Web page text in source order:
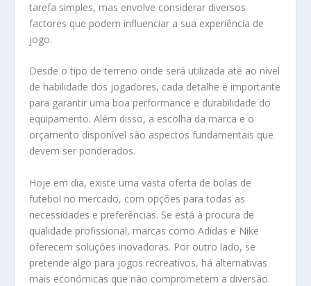
tarefa simples, mas envolve considerar diversos
factores que podem influenciar a sua experiência de
jogo.
Desde o tipo de terreno onde será utilizada até ao nível
de habilidade dos jogadores, cada detalhe é importante
para garantir uma boa performance e durabilidade do
equipamento. Além disso, a escolha da marca e o
orçamento disponível são aspectos fundamentais que
devem ser ponderados.
Hoje em dia, existe uma vasta oferta de bolas de
futebol no mercado, com opções para todas as
necessidades e preferências. Se está à procura de
qualidade profissional, marcas como Adidas e Nike
oferecem soluções inovadoras. Por outro lado, se
pretende algo para jogos recreativos, há alternativas
mais económicas que não comprometem a diversão.